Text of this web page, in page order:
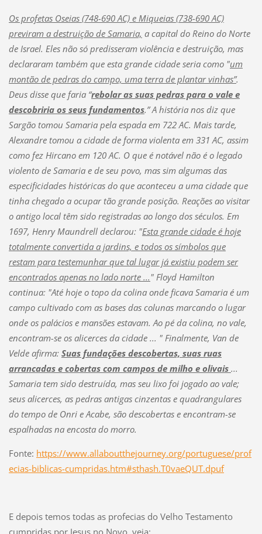
Os profetas Oseias (748-690 AC) e Miqueias (738-690 AC)
previram a destruição de Samaria, a capital do Reino do Norte
de Israel. Eles não só predisseram violência e destruição, mas
declararam também que esta grande cidade seria como "um
montão de pedras do campo, uma terra de plantar vinhas”.
Deus disse que faria “rebolar as suas pedras para o vale e
descobriria os seus fundamentos.” A história nos diz que
Sargão tomou Samaria pela espada em 722 AC. Mais tarde,
Alexandre tomou a cidade de forma violenta em 331 AC, assim
como fez Hircano em 120 AC. O que é notável não é o legado
violento de Samaria e de seu povo, mas sim algumas das
especificidades históricas do que aconteceu a uma cidade que
tinha chegado a ocupar tão grande posição. Reações ao visitar
o antigo local têm sido registradas ao longo dos séculos. Em
1697, Henry Maundrell declarou: "Esta grande cidade é hoje
totalmente convertida a jardins, e todos os símbolos que
restam para testemunhar que tal lugar já existiu podem ser
encontrados apenas no lado norte ..." Floyd Hamilton
continua: "Até hoje o topo da colina onde ficava Samaria é um
campo cultivado com as bases das colunas marcando o lugar
onde os palácios e mansões estavam. Ao pé da colina, no vale,
encontram-se os alicerces da cidade ... " Finalmente, Van de
Velde afirma: Suas fundações descobertas, suas ruas
arrancadas e cobertas com campos de milho e olivais ...
Samaria tem sido destruída, mas seu lixo foi jogado ao vale;
seus alicerces, as pedras antigas cinzentas e quadrangulares
do tempo de Onri e Acabe, são descobertas e encontram-se
espalhadas na encosta do morro.
Fonte: https://www.allaboutthejourney.org/portuguese/prof
ecias-biblicas-cumpridas.htm#sthash.T0vaeQUT.dpuf
E depois temos todas as profecias do Velho Testamento
cumpridas por Jesus no Novo, veja: